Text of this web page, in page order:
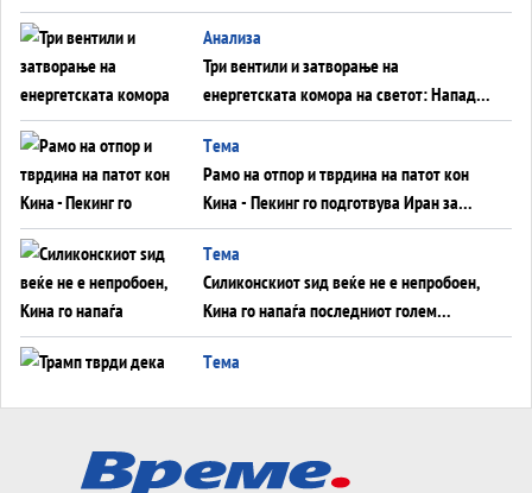
WILDBERRIES
Aнализа
Три вентили и затворање на
енергетската комора на светот: Нападот
во Суец најавува глобален енергетски
инфаркт?
Tема
Рамо на отпор и тврдина на патот кон
Кина - Пекинг го подготвува Иран за
американска копнена инвазија
Tема
Силиконскиот ѕид веќе не е непробоен,
Кина го напаѓа последниот голем
монопол на Западот?
Tема
Tема